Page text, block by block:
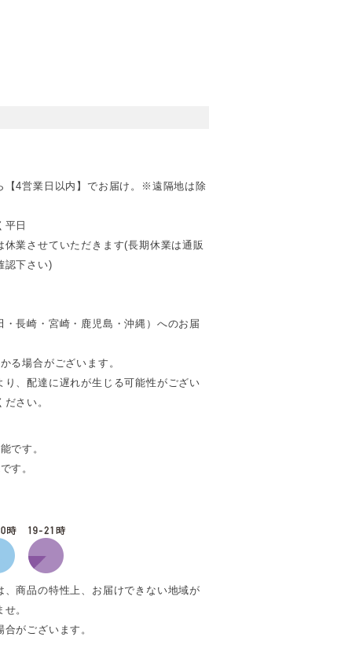
【4営業日以内】でお届け。※遠隔地は除
日
業させていただきます(長期休業は通販
認下さい)
長崎・宮崎・鹿児島・沖縄）へのお届
る場合がございます。
、配達に遅れが生じる可能性がござい
さい。
です。
す。
商品の特性上、お届けできない地域が
。
がございます。